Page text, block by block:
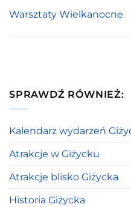
Warsztaty Wielkanocne
SPRAWDŹ RÓWNIEŻ:
Kalendarz wydarzeń
Atrakcje w Giżycku
Atrakcje blisko Giżycka
Historia Giżycka